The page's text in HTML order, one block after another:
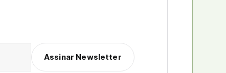
Assinar Newsletter